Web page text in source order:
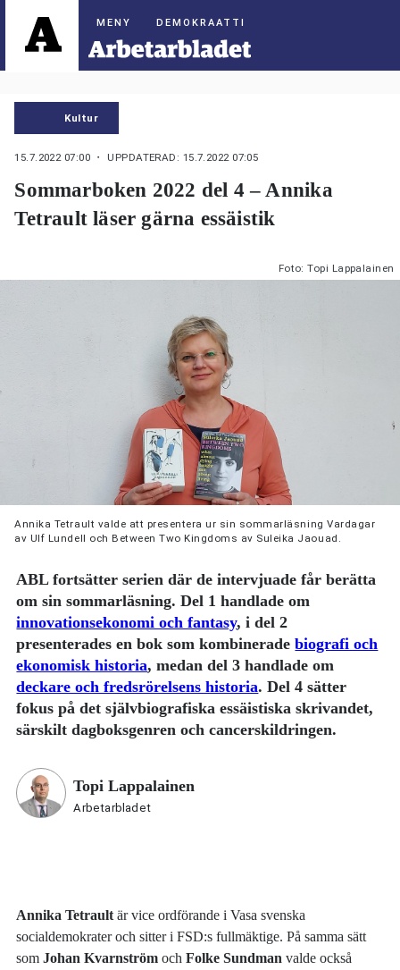
DEMOKRAATTI
Kultur
15.7.2022 07:00 ・ UPPDATERAD: 15.7.2022 07:05
Sommarboken 2022 del 4 – Annika
Tetrault läser gärna essäistik
Foto: Topi Lappalainen
Annika Tetrault valde att presentera ur sin sommarläsning Vardagar
av Ulf Lundell och Between Two Kingdoms av Suleika Jaouad.
ABL fortsätter serien där de intervjuade får berätta
om sin sommarläsning. Del 1 handlade om
innovationsekonomi och fantasy, i del 2
presenterades en bok som kombineradebiografi och
ekonomisk historia, medan del 3 handlade om
deckare och fredsrörelsens historia. Del 4 sätter
fokus på det självbiografiska essäistiska skrivandet,
särskilt dagboksgenren och cancerskildringen.
Topi Lappalainen
Arbetarbladet
Annika Tetraultär vice ordförande i Vasa svenska
socialdemokrater och sitter i FSD:s fullmäktige. På samma sätt
somJohan Kvarnström och Folke Sundman valde också